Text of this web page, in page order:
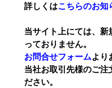
詳しくはこちらのお知
当サイト上にては、
っておりません。
お問合せフォームより
当社お取引先様のご注
ださい。